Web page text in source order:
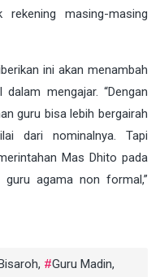
masing-masing
ini akan menambah
mengajar. “Dengan
guru bisa lebih bergairah
dari nominalnya. Tapi
Mas Dhito pada
agama non formal,”
, Guru Madin,